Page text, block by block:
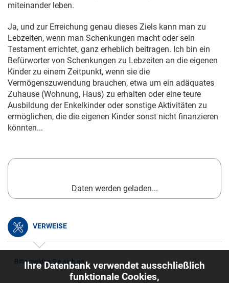
miteinander leben.
Ja, und zur Erreichung genau dieses Ziels kann man zu
Lebzeiten, wenn man Schenkungen macht oder sein
Testament errichtet, ganz erheblich beitragen. Ich bin ein
Befürworter von Schenkungen zu Lebzeiten an die eigenen
Kinder zu einem Zeitpunkt, wenn sie die
Vermögenszuwendung brauchen, etwa um ein adäquates
Zuhause (Wohnung, Haus) zu erhalten oder eine teure
Ausbildung der Enkelkinder oder sonstige Aktivitäten zu
ermöglichen, die die eigenen Kinder sonst nicht finanzieren
könnten...
Daten werden geladen...
VERWEISE
Bitte melden Sie sich an.
Ihre Datenbank verwendet ausschließlich
funktionale Cookies,